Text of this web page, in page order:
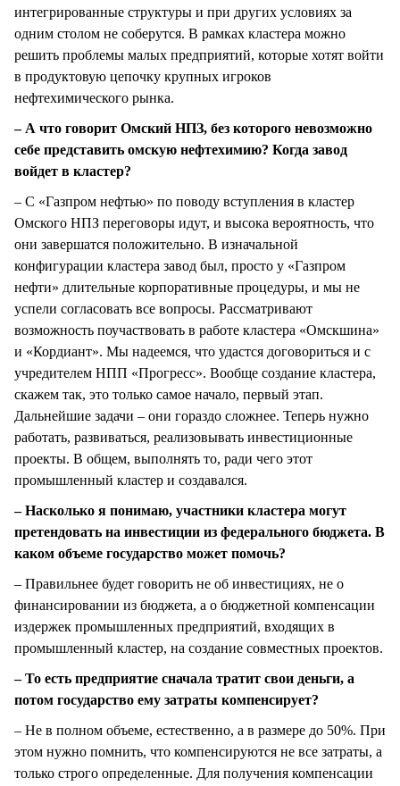
интегрированные структуры и при других условиях за
одним столом не соберутся. В рамках кластера можно
решить проблемы малых предприятий, которые хотят войти
в продуктовую цепочку крупных игроков
нефтехимического рынка.
– А что говорит Омский НПЗ, без которого невозможно
себе представить омскую нефтехимию? Когда завод
войдет в кластер?
– С «Газпром нефтью» по поводу вступления в кластер
Омского НПЗ переговоры идут, и высока вероятность, что
они завершатся положительно. В изначальной
конфигурации кластера завод был, просто у «Газпром
нефти» длительные корпоративные процедуры, и мы не
успели согласовать все вопросы. Рассматривают
возможность поучаствовать в работе кластера «Омскшина»
и «Кордиант». Мы надеемся, что удастся договориться и с
учредителем НПП «Прогресс». Вообще создание кластера,
скажем так, это только самое начало, первый этап.
Дальнейшие задачи – они гораздо сложнее. Теперь нужно
работать, развиваться, реализовывать инвестиционные
проекты. В общем, выполнять то, ради чего этот
промышленный кластер и создавался.
– Насколько я понимаю, участники кластера могут
претендовать на инвестиции из федерального бюджета. В
каком объеме государство может помочь?
– Правильнее будет говорить не об инвестициях, не о
финансировании из бюджета, а о бюджетной компенсации
издержек промышленных предприятий, входящих в
промышленный кластер, на создание совместных проектов.
– То есть предприятие сначала тратит свои деньги, а
потом государство ему затраты компенсирует?
– Не в полном объеме, естественно, а в размере до 50%. При
этом нужно помнить, что компенсируются не все затраты, а
только строго определенные. Для получения компенсации